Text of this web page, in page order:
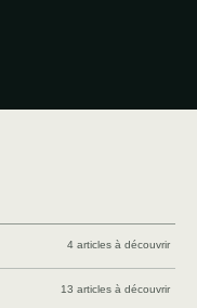
4 articles à découvrir
13 articles à découvrir